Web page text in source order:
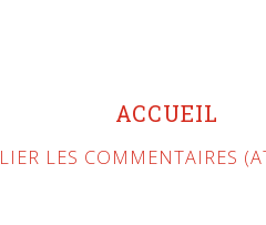
ACCUEIL
LES COMMENTAIRES